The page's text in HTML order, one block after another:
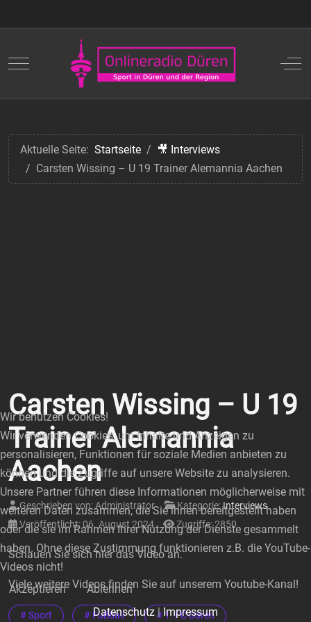
Mobile Menu Toggle Off-
Aktuelle Seite: Startseite
🎥 Interviews
Carsten Wissing – U 19 Trainer Alemannia Aachen
Carsten Wissing – U 19
Trainer Alemannia
Aachen
Geschrieben von:Administrator Kategorie:Interviews
Veröffentlicht: 06. August 2024
Zugriffe: 2850
Schauen Sie sich hier das Video an.
Viele weitere Videos finden Sie auf unserem Youtube-Kanal!
# Sport # Fußball # 1. FC Düren
Wir benutzen Cookies!
Wir verwenden Cookies, um Inhalte und Anzeigen zu
personalisieren, Funktionen für soziale Medien anbieten zu
können und die Zugriffe auf unsere Website zu analysieren.
Unsere Partner führen diese Informationen möglicherweise mit
weiteren Daten zusammen, die Sie ihnen bereitgestellt haben
oder die sie im Rahmen Ihrer Nutzung der Dienste gesammelt
haben. Ohne diese Zustimmung funktionieren z.B. die YouTube-
Videos nicht!
Akzeptieren
Ablehnen
Datenschutz|Impressum